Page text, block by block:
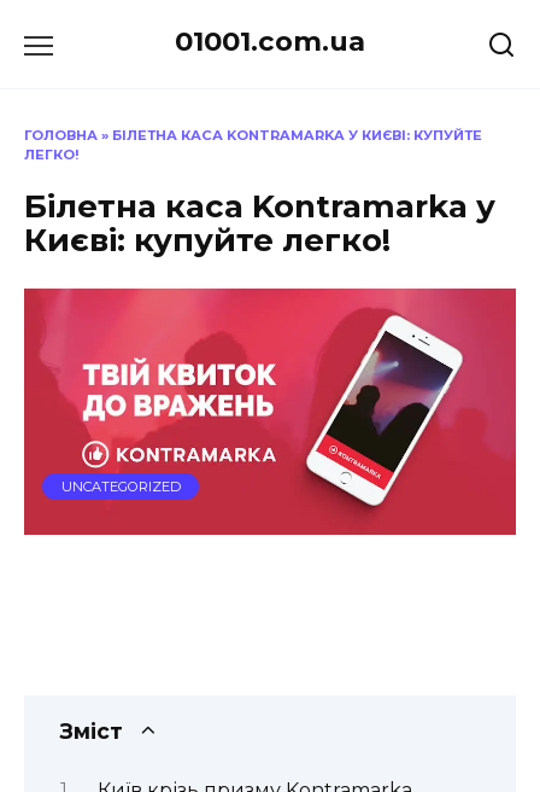
до
01001.com.ua
ГОЛОВНА » БІЛЕТНА КАСА KONTRAMARKA У КИЄВІ: КУПУЙТЕ
ЛЕГКО!
Білетна каса Kontramarka у
Києві: купуйте легко!
UNCATEGORIZED
Зміст